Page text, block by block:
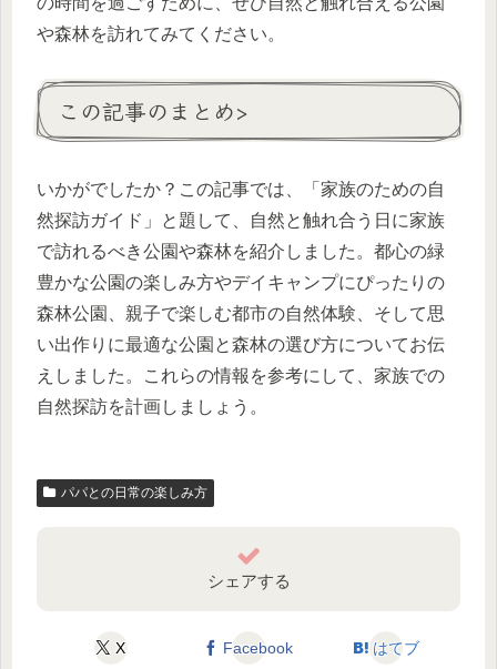
や森林を訪れてみてください。
この記事のまとめ>
いかがでしたか？この記事では、「家族のための自
然探訪ガイド」と題して、自然と触れ合う日に家族
で訪れるべき公園や森林を紹介しました。都心の緑
豊かな公園の楽しみ方やデイキャンプにぴったりの
森林公園、親子で楽しむ都市の自然体験、そして思
い出作りに最適な公園と森林の選び方についてお伝
えしました。これらの情報を参考にして、家族での
自然探訪を計画しましょう。
パパとの日常の楽しみ方
シェアする
X Facebook はてブ